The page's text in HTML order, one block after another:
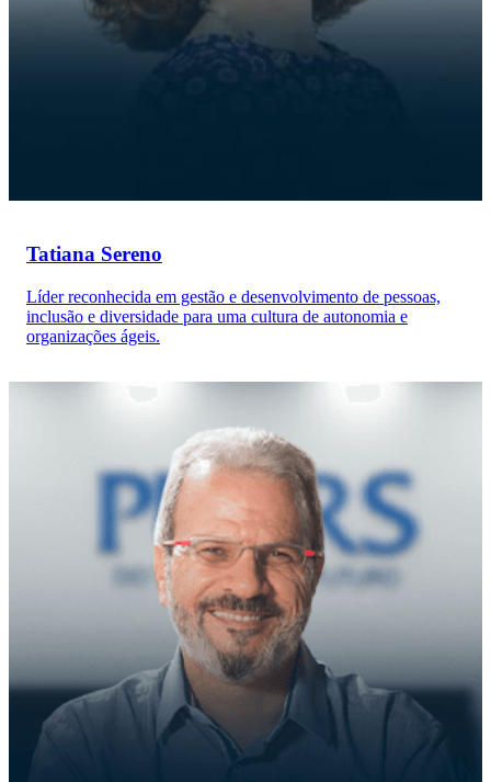
Tatiana Sereno
Líder reconhecida em gestão e desenvolvimento de pessoas,
inclusão e diversidade para uma cultura de autonomia e
organizações ágeis.